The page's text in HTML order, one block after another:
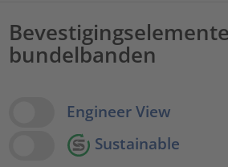
bundelbanden
View OptionsEngineer View
Sustainable